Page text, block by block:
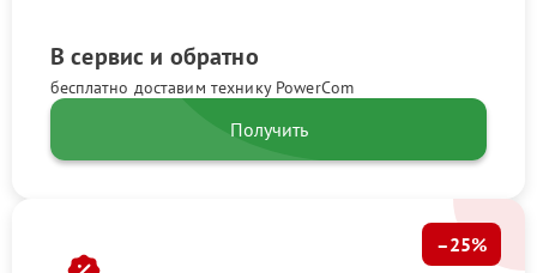
В сервис и обратно
бесплатно доставим технику PowerCom
Получить
–25%